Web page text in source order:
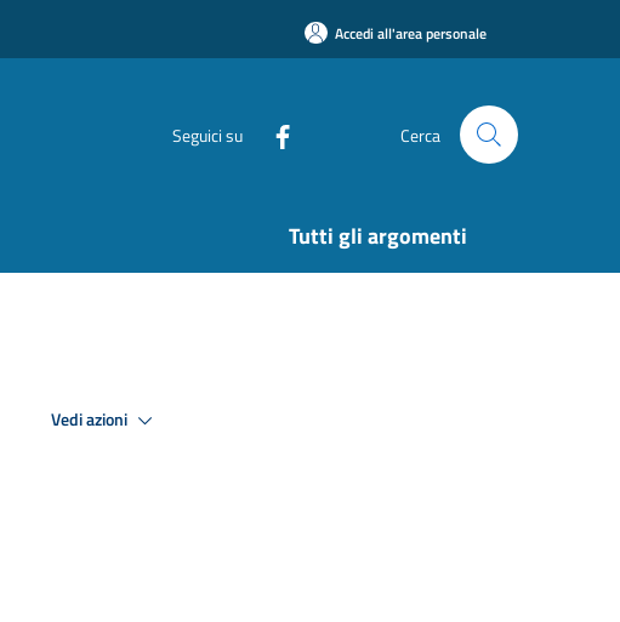
Accedi all'area personale
Seguici su Cerca
Tutti gli argomenti
Vedi azioni